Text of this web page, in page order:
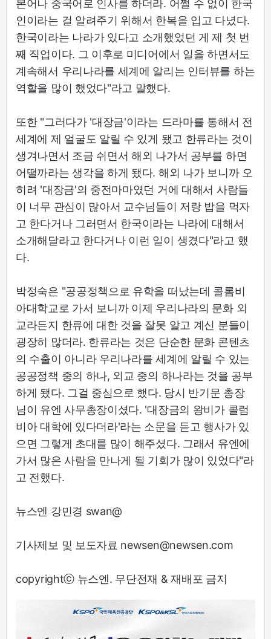
본어나 중국어로 인사를 하더라. 어쩔 수 없이 한국
인이라는 걸 알려주기 위해서 한복을 입고 다녔다.
한국이라는 나라가 있다고 소개했었던 게 제 첫 번
째 직업이다. 그 이후로 미디어에서 일을 하면서도
계속해서 우리나라를 세계에 알리는 인터뷰를 하는
역할을 많이 했었다"라고 말했다.
또한 "그러다가 '대장금'이라는 드라마를 통해서 전
세계에 제 얼굴도 알릴 수 있게 됐고 한류라는 것이
생겨나면서 조금 쉬면서 해외 나가서 공부를 하면
어떨까라는 생각을 하게 됐다. 해외 나가 보니까 오
히려 '대장금'의 중전마마였던 거에 대해서 사람들
이 너무 관심이 많아서 교수님들이 저랑 밥을 먹자
고 한다거나 그러면서 한국이라는 나라에 대해서
소개해달라고 한다거나 이런 일이 생겼다"라고 했
다.
박정숙은 "공공정책으로 유학을 떠났는데 콜롬비
아대학교로 가서 보니까 이제 우리나라의 문화 외
교라든지 한류에 대한 것을 잘못 알고 계신 분들이
굉장히 많더라. 한류라는 것은 단순한 문화 콘텐츠
의 수출이 아니라 우리나라를 세계에 알릴 수 있는
공공정책 중의 하나, 외교 중의 하나라는 것을 공부
하게 됐다. 그걸 중심으로 했다. 당시 반기문 총장
님이 유엔 사무총장이셨다. '대장금의 왕비가 콜럼
비아 대학에 있다더라'라는 소문을 듣고 행사가 있
으면 그렇게 초대를 많이 해주셨다. 그래서 유엔에
가서 많은 사람을 만나게 될 기회가 많이 있었다"라
고 전했다.
뉴스엔 강민경 swan@
기사제보 및 보도자료 newsen@newsen.com
copyrightⓒ 뉴스엔. 무단전재 & 재배포 금지